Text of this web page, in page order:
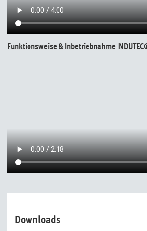
Funktionsweise & Inbetriebnahme
Downloads